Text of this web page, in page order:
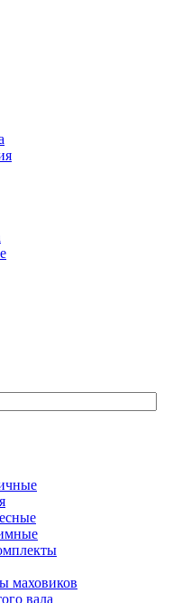
маховиков
вала